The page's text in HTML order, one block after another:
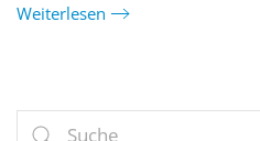
Weiterlesen